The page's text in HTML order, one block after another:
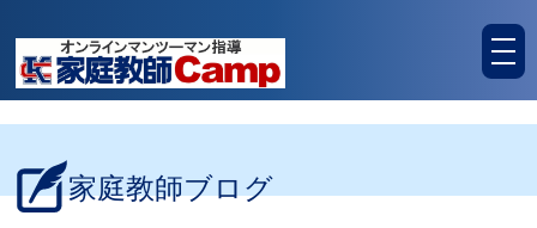
家庭教師ブログ